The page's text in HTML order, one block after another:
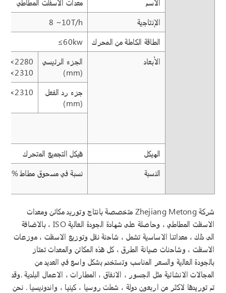
الاسم
معدات الأسفلت المطاطي
الإنتاجية
8 ~10T/h
الطاقة الكاملة من المحرك
≤60kw
الأبعاد
الجزء الرئيسي
(mm)
×2310
جزء رد الفعل
(mm)
الهيكل
هيكل التجميع المتحرك
النسبة
نسبة في مسحوق مطاط
شركة Zhejiang Metong متخصصة بانتاج وتوريد مكائن ومعدات
الاسفلت المطاطي ، وحاصلة على شهادة الجودة العالية ISO ، بالاضافة
الى ذلك ، معداتنا الاساسية تشمل ، شاحنة نقل وتوزيع الاسفلت ، موزعات
الاسفلت ، وشاحنات صيانة الطرق ، كل هذه المكائن والمعدات تمتاز
بالجودة العالية والسعر المناسب وتستخدم بشكل واسع في العديد من
المجالات الانشائية مثل الجسور ، الانفاق ، المطارات ، الاعمال البلدية .وقد
تم توريدها لاكثر من اربعون دولة ، شملت روسيا ، كينيا ، واندونيسيا . نحن